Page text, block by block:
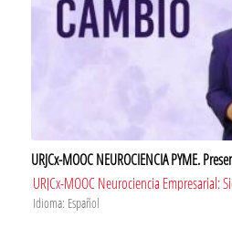
URJCx-MOOC NEUROCIENCIA PYME.
URJCx-MOOC Neurociencia Empresarial:
Idioma: Español